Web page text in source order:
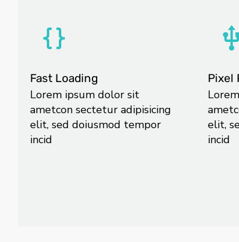
Fast Loading
Lorem ipsum dolor sit
ametcon sectetur adipisicing
elit, sed doiusmod tempor
incid
Pixel
elit,
incid